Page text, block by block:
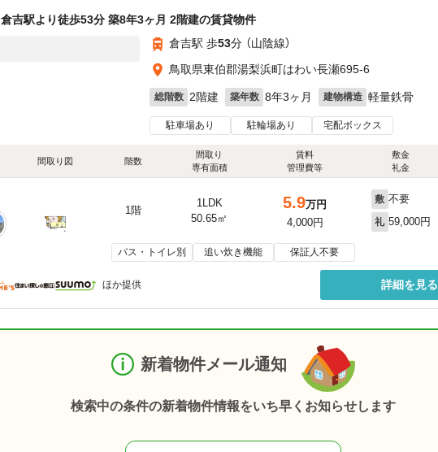
倉吉駅より徒歩53分 築8年3ヶ月 2階建の賃貸物件
倉吉駅 歩53分 （山陰線）
鳥取県東伯郡湯梨浜町はわい長瀬695-6
総階数 2階建 築年数 8年3ヶ月 建物構造 軽量鉄骨
駐車場あり 駐輪場あり 宅配ボックス
間取り図 階数
間取り
専有面積
賃料
管理費等
敷金
礼金
1階
1LDK
50.65㎡
5.9万円
4,000円
敷 不要
礼 59,000円
バス・トイレ別 追い炊き機能 保証人不要
ほか提供 詳細を見る
新着物件メール通知
検索中の条件の新着物件情報をいち早くお知らせします